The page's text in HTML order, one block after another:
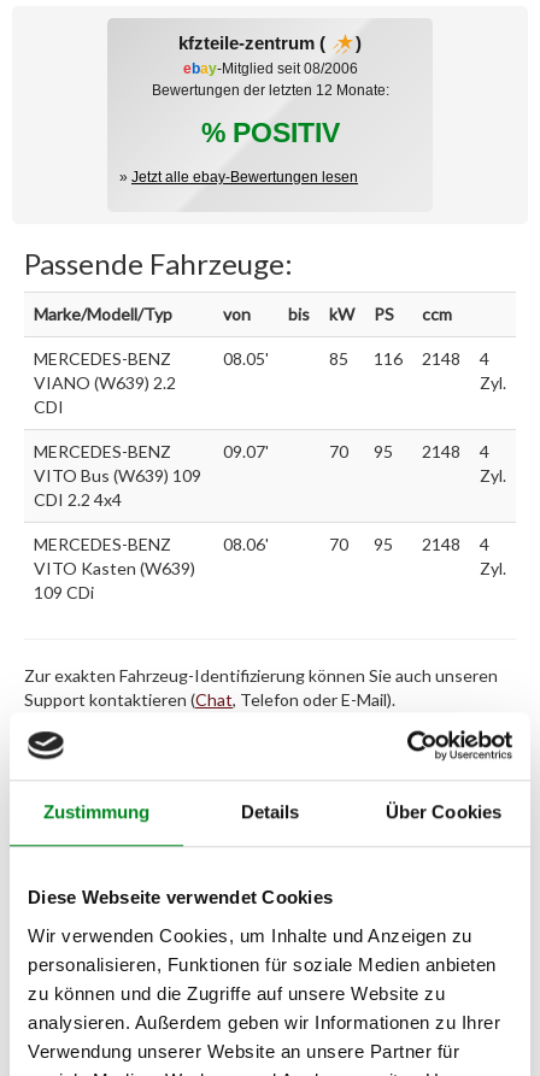
Zustimmung Details Über Cookies
Diese Webseite verwendet Cookies
Wir verwenden Cookies, um Inhalte und Anzeigen zu
personalisieren, Funktionen für soziale Medien anbieten
zu können und die Zugriffe auf unsere Website zu
analysieren. Außerdem geben wir Informationen zu Ihrer
Verwendung unserer Website an unsere Partner für
kfzteile-zentrum ( )
ebay-Mitglied seit 08/2006
Bewertungen der letzten 12 Monate:
% POSITIV
» Jetzt alle ebay-Bewertungen lesen
Passende Fahrzeuge:
Marke/Modell/Typ von bis kW PS ccm
MERCEDES-BENZ
VIANO (W639) 2.2
CDI
08.05' 85 116 2148
4
Zyl.
MERCEDES-BENZ
VITO Bus (W639) 109
CDI 2.2 4x4
09.07' 70 95 2148
4
Zyl.
MERCEDES-BENZ
VITO Kasten (W639)
109 CDi
08.06' 70 95 2148
4
Zyl.
Zur exakten Fahrzeug-Identifizierung können Sie auch unseren
Support kontaktieren (Chat, Telefon oder E-Mail).
(2.1) und zu 3 (2.2) oder
Passendes Fahrzeug nicht dabei?
Oder einfachim Chatnachfragen.
Hersteller/EU Verantwortliche
Person
Hersteller